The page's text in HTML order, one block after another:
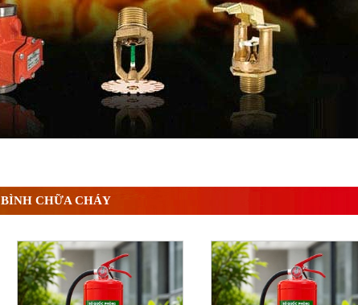
BÌNH CHỮA CHÁY